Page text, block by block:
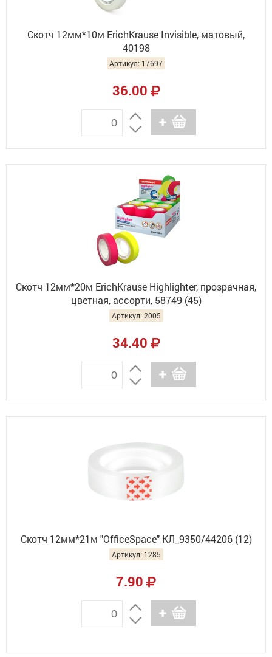
Скотч 12мм*10м ErichKrause Invisible, матовый,
40198
Артикул: 17697
36.00
Скотч 12мм*20м ErichKrause Highlighter, прозрачная,
цветная, ассорти, 58749 (45)
Артикул: 2005
34.40
Скотч 12мм*21м "OfficeSpace" КЛ_9350/44206 (12)
Артикул: 1285
7.90